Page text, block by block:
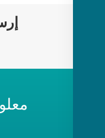
إرسال